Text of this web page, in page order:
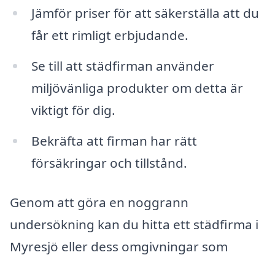
Jämför priser för att säkerställa att du
får ett rimligt erbjudande.
Se till att städfirman använder
miljövänliga produkter om detta är
viktigt för dig.
Bekräfta att firman har rätt
försäkringar och tillstånd.
Genom att göra en noggrann
undersökning kan du hitta ett städfirma i
Myresjö eller dess omgivningar som